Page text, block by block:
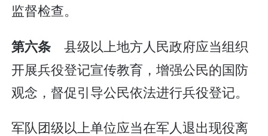
监督检查。
第六条县级以上地方人民政府应当组织
开展兵役登记宣传教育，增强公民的国防
观念，督促引导公民依法进行兵役登记。
军队团级以上单位应当在军人退出现役离